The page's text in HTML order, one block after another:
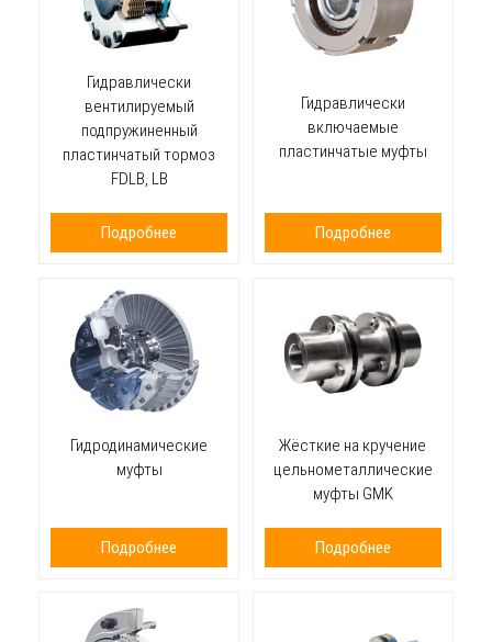
Гидравлически
вентилируемый
подпружиненный
пластинчатый тормоз
FDLB, LB
Подробнее
Гидравлически
включаемые
пластинчатые муфты
Подробнее
Гидродинамические
муфты
Подробнее
Жёсткие на кручение
цельнометаллические
муфты GMK
Подробнее